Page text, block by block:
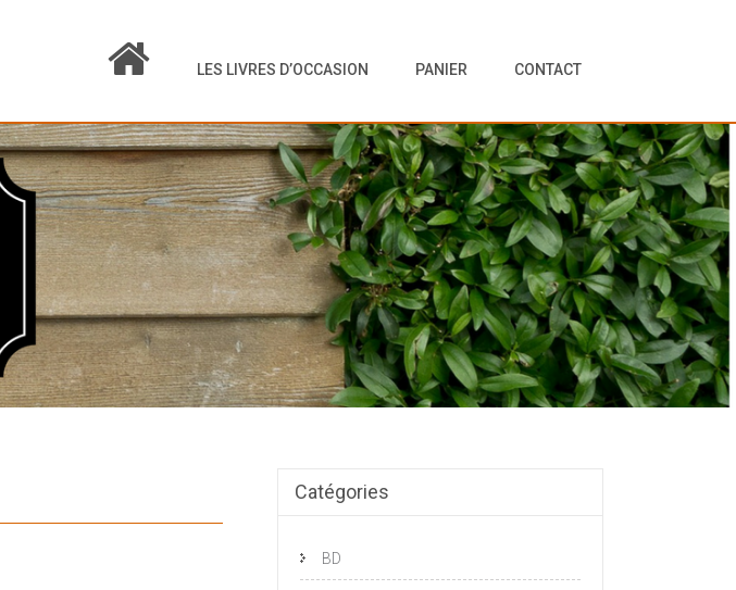
LES LIVRES D’OCCASION PANIER CONTACT
Catégories
BD